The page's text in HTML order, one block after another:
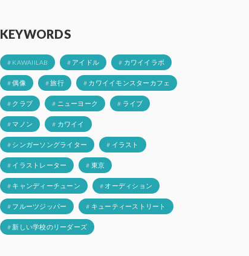
KEYWORDS
# KAWAIILAB # アイドル # カワイイラボ
# 偶像 # 旅行 # カワイイモンスターカフェ
# クラブ # ニューヨーク # ライブ
# マノン # カワイイ
# シンガーソングライター # イラスト
# イラストレーター # 東京
# キャンディーチューン # オーディション
# フルーツジッパー # キューティーストリート
# 新しい学校のリーダーズ